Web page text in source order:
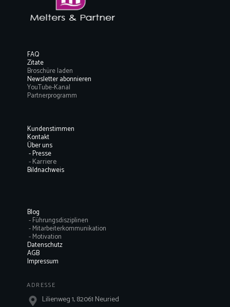
FAQ
Zitate
Broschüre laden
Newsletter abonnieren
YouTube-Kanal
Partnerprogramm
Kundenstimmen
Kontakt
Über uns
- Presse
- Karriere
Bildnachweis
Blog
- Führungsdisziplinen
- Mitarbeiterkommunikation
- Motivation
Datenschutz
AGB
Impressum
ADRESSE
Lilienweg 1, 82061 Neuried